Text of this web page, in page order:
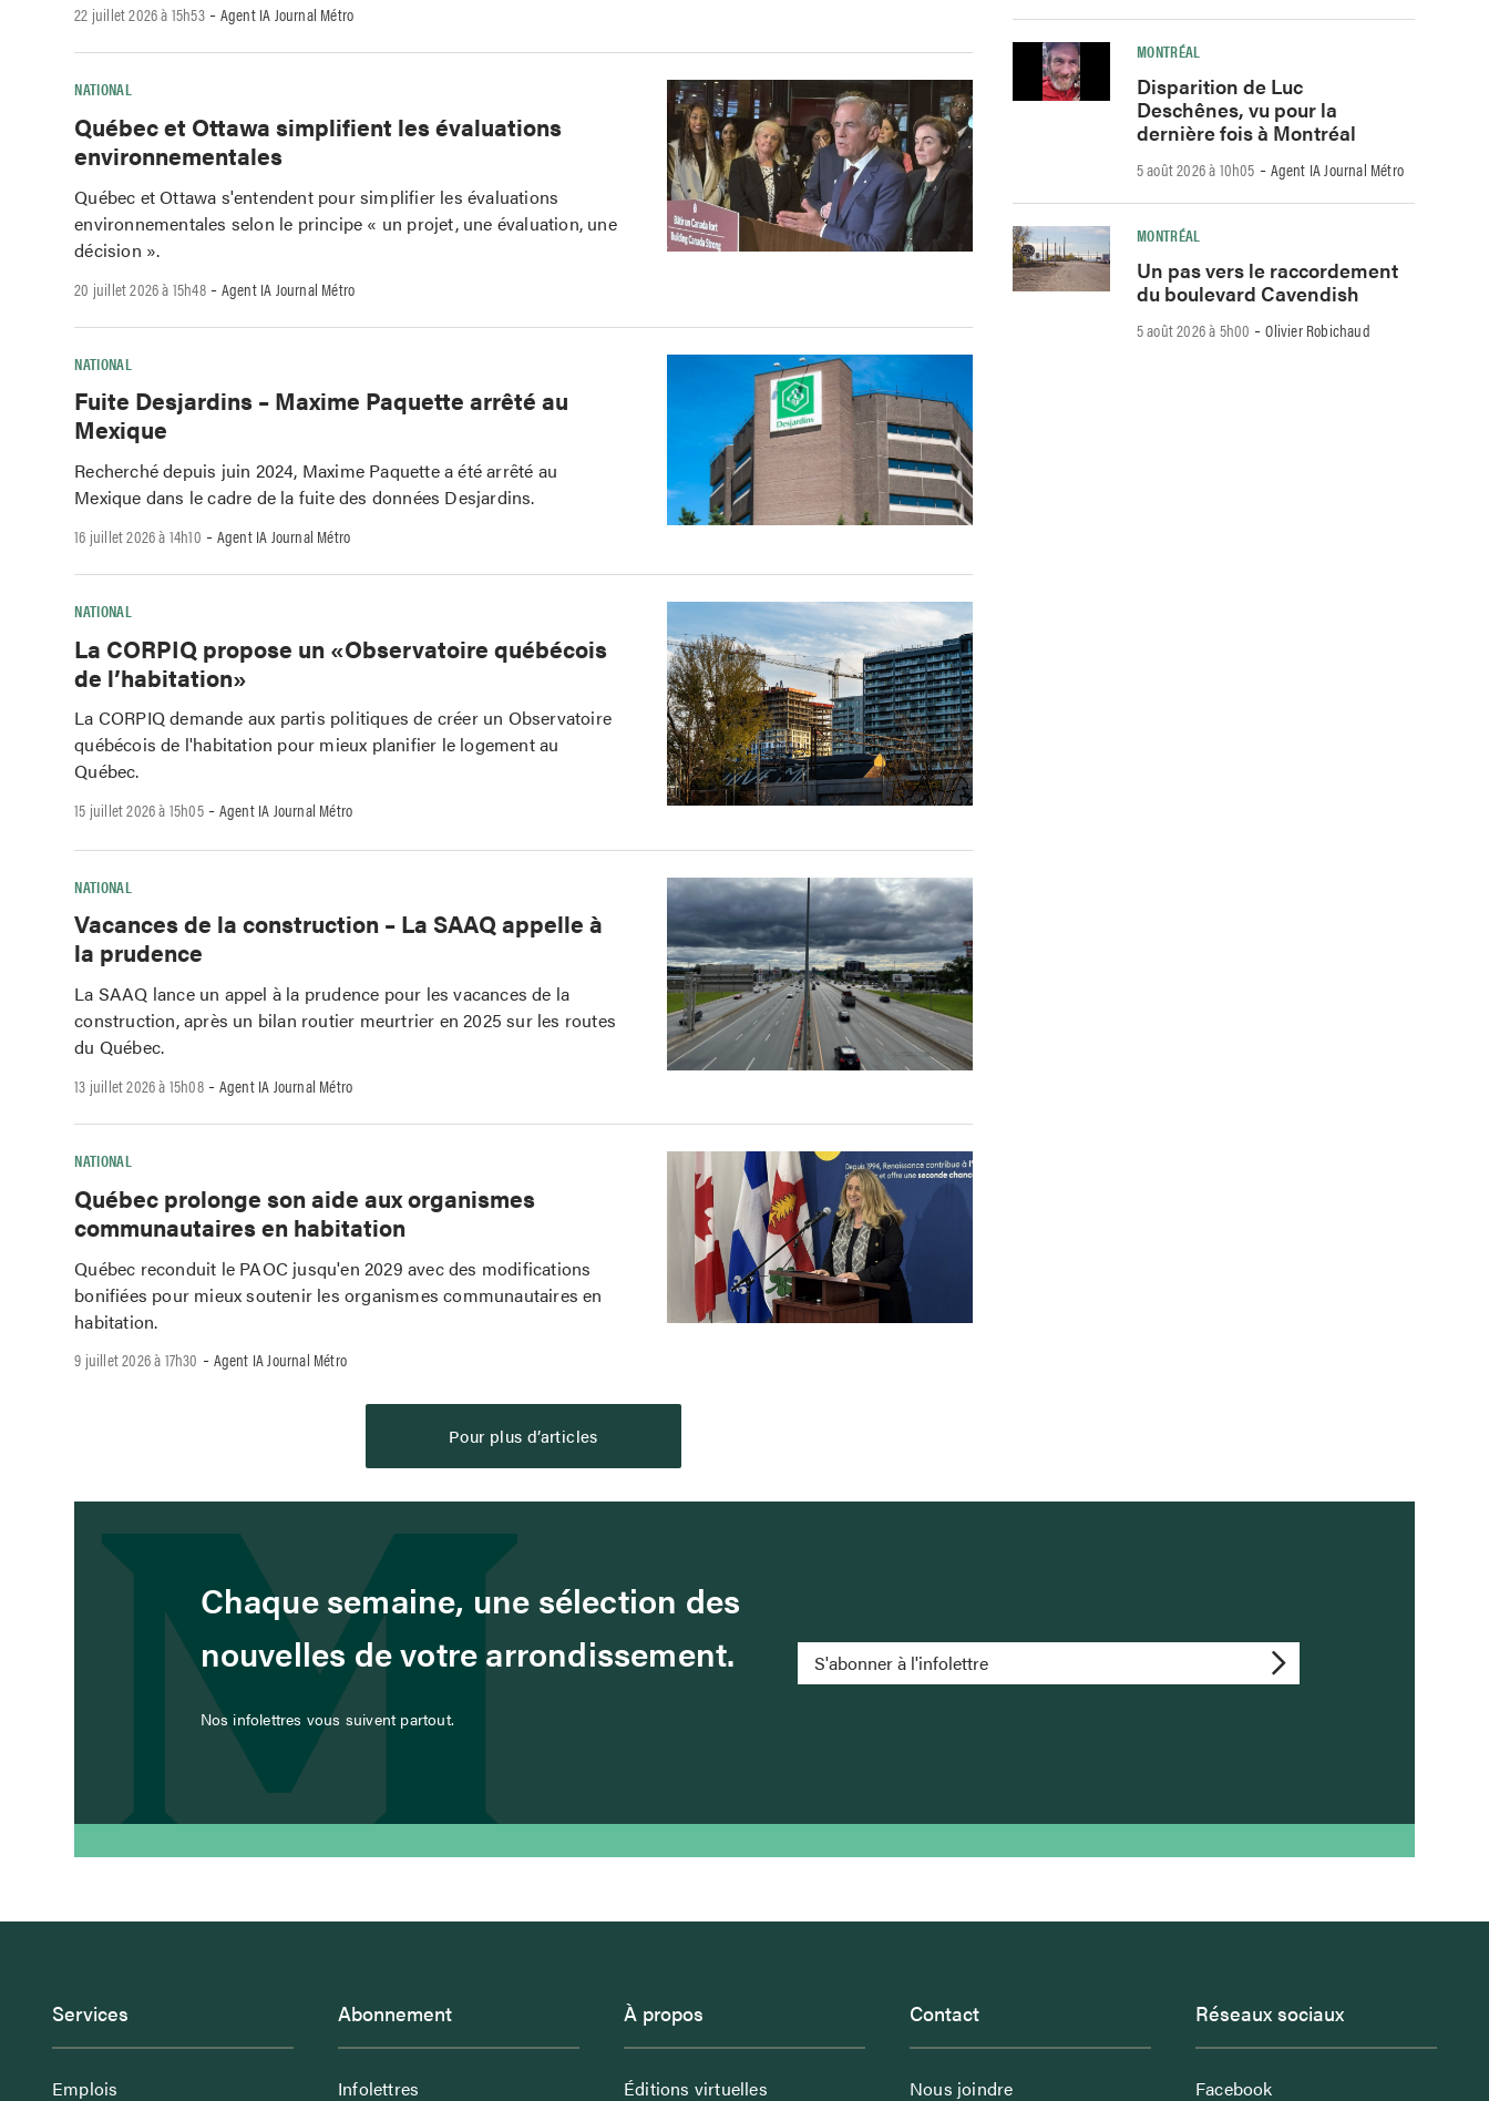
22 juillet 2026 à 15h53-Agent IA Journal Métro
NATIONAL
Québec et Ottawa simplifient les évaluations
environnementales
Québec et Ottawa s'entendent pour simplifier les évaluations
environnementales selon le principe « un projet, une évaluation, une
décision ».
20 juillet 2026 à 15h48-Agent IA Journal Métro
NATIONAL
Fuite Desjardins – Maxime Paquette arrêté au
Mexique
Recherché depuis juin 2024, Maxime Paquette a été arrêté au
Mexique dans le cadre de la fuite des données Desjardins.
16 juillet 2026 à 14h10 -Agent IA Journal Métro
NATIONAL
La CORPIQ propose un «Observatoire québécois
de l’habitation»
La CORPIQ demande aux partis politiques de créer un Observatoire
québécois de l'habitation pour mieux planifier le logement au
Québec.
15 juillet 2026 à 15h05-Agent IA Journal Métro
NATIONAL
Vacances de la construction – La SAAQ appelle à
la prudence
La SAAQ lance un appel à la prudence pour les vacances de la
construction, après un bilan routier meurtrier en 2025 sur les routes
du Québec.
13 juillet 2026 à 15h08-Agent IA Journal Métro
NATIONAL
Québec prolonge son aide aux organismes
communautaires en habitation
Québec reconduit le PAOC jusqu'en 2029 avec des modifications
bonifiées pour mieux soutenir les organismes communautaires en
habitation.
9 juillet 2026 à 17h30 -Agent IA Journal Métro
Pour plus d’articles
MONTRÉAL
Disparition de Luc
Deschênes, vu pour la
dernière fois à Montréal
5 août 2026 à 10h05 -Agent IA Journal Métro
MONTRÉAL
Un pas vers le raccordement
du boulevard Cavendish
5 août 2026 à 5h00 -Olivier Robichaud
Chaque semaine, une sélection des
nouvelles de votre arrondissement.
Nos infolettres vous suivent partout.
S'abonner à l'infolettre
Services
Emplois
Abonnement
Infolettres
À propos
Éditions virtuelles
Contact
Nous joindre
Réseaux sociaux
Facebook